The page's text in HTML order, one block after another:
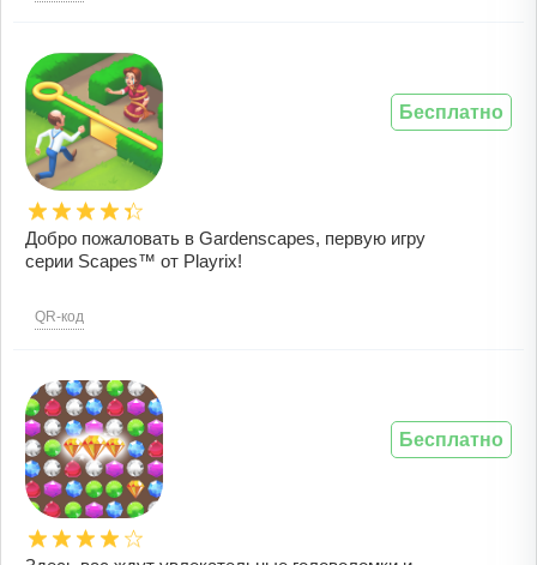
Добро пожаловать в Gardenscapes, первую игру
серии Scapes™ от Playrix!
QR-код
Бесплатно
Бесплатно